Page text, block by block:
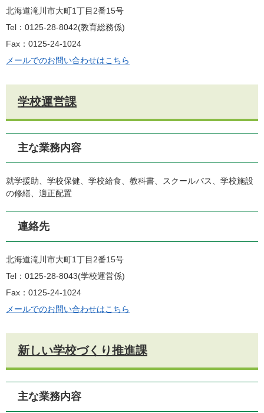
北海道滝川市大町1丁目2番15号
Tel：0125-28-8042 教育総務係
Fax：0125-24-1024
メールでのお問い合わせはこちら
学校運営課
主な業務内容
就学援助、学校保健、学校給食、教科書、スクールバス、学校施設
の修繕、適正配置
連絡先
北海道滝川市大町1丁目2番15号
Tel：0125-28-8043 学校運営係
Fax：0125-24-1024
メールでのお問い合わせはこちら
新しい学校づくり推進課
主な業務内容